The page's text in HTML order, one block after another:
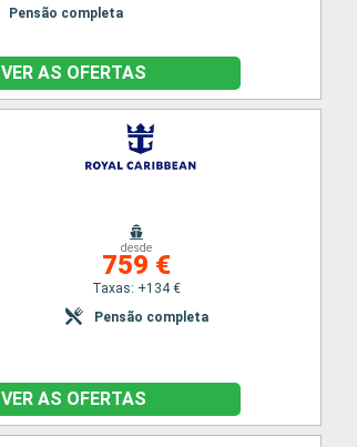
Pensão completa
VER AS OFERTAS
desde
759 €
Taxas: +134 €
Pensão completa
VER AS OFERTAS